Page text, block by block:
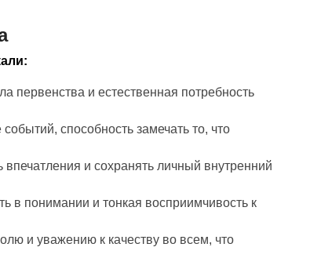
первенства и естественная потребность
способность замечать то, что
и сохранять личный внутренний
в понимании и тонкая восприимчивость к
и уважению к качеству во всем, что